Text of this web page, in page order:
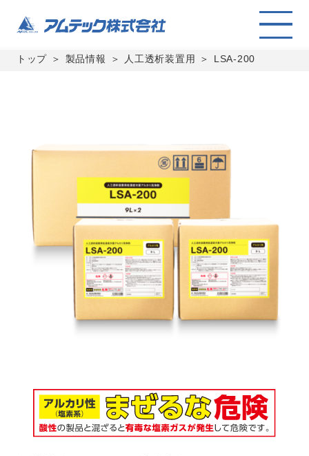
トップ 製品情報 人工透析装置用 LSA-200